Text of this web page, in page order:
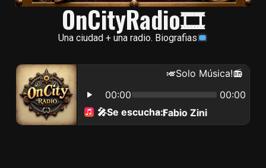
OnCityRadio🎞
Una ciudad + una radio. Biografias